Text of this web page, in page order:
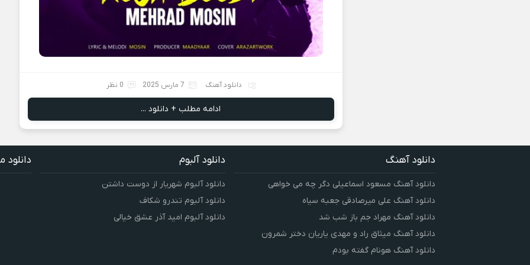
دانلود آهنگ 7 مارس 2025 0 نظر
ادامه مطلب + دانلود ...
دانلود آهنگ
دانلود آهنگ مسعود اسماعیلی دگر چه می خواهی
دانلود آهنگ علی میرصادقی جعبه سیاه
دانلود آهنگ مهراد جم باز شب شد
دانلود آهنگ میثاق راد و مهدی یاریان دختر شمرون
دانلود آهنگ هونام گفته بودم
دانلود آلبوم
دانلود آلبوم شهریار از دوست داشتن
دانلود آلبوم تندرو شکاف
دانلود آلبوم امید آذر عشق خیالی
دانلود